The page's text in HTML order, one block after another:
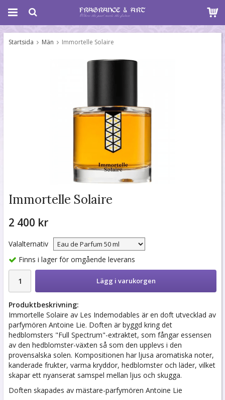
Startsida Män Immortelle Solaire
Immortelle Solaire
2 400 kr
Valalternativ
Finns i lager för omgående leverans
Lägg i varukorgen
Produktbeskrivning:
Immortelle Solaire av Les Indemodables är en doft utvecklad av
parfymören Antoine Lie. Doften är byggd kring det
hedblomsters "Full Spectrum"-extraktet, som fångar essensen
av den hedblomster-växten så som den upplevs i den
provensalska solen. Kompositionen har ljusa aromatiska noter,
kanderade frukter, varma kryddor, hedblomster och läder, vilket
skapar ett nyanserat samspel mellan ljus och skugga.
Doften skapades av mästare-parfymören Antoine Lie